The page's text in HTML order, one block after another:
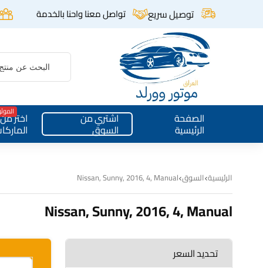
توصيل سريع تواصل معنا واحنا بالخدمة
الصفحة
الرئيسية
اشتري من
السوق
اختر من
الرئيسية السوق Nissan, Sunny, 2016, 4, Manual
Nissan, Sunny, 2016, 4, Manual
تحديد السعر